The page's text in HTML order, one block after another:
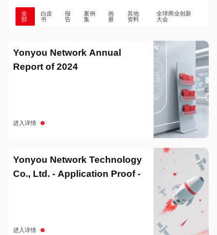
全
部
白皮
书
报
告
案例
集
画
册
其他
资料
全球商业创新
大会
Yonyou Network Annual
Report of 2024
进入详情
Yonyou Network Technology
Co., Ltd. - Application Proof -
进入详情